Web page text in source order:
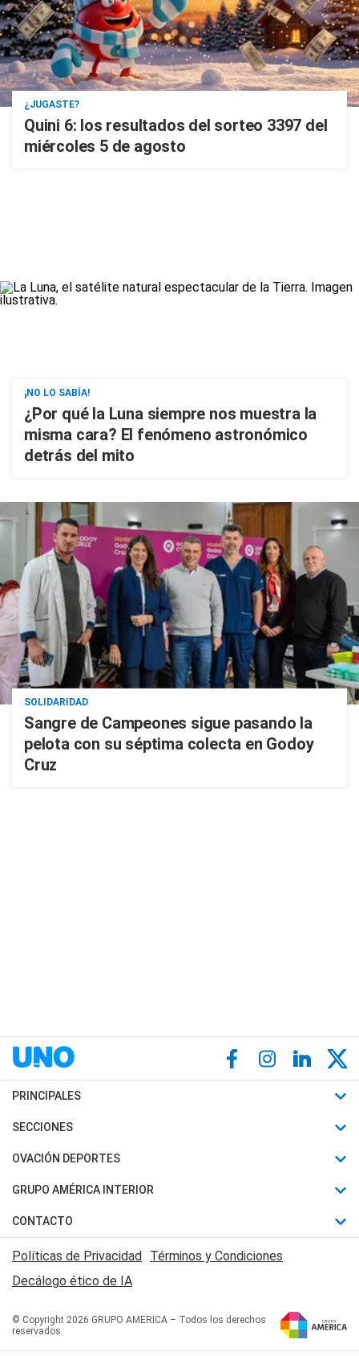
¿JUGASTE?
Quini 6: los resultados del sorteo 3397 del
miércoles 5 de agosto
¡NO LO SABÍA!
¿Por qué la Luna siempre nos muestra la
misma cara? El fenómeno astronómico
detrás del mito
SOLIDARIDAD
Sangre de Campeones sigue pasando la
pelota con su séptima colecta en Godoy
Cruz
PRINCIPALES
Últimas Noticias
Política
Judiciales
Economia
SECCIONES
Horóscopo
Motores
Trucos caseros
Series y Películas
Edictos y Solicitadas
OVACIÓN DEPORTES
Fútbol
Mundial
Automovilismo
Rugby
Básquet
GRUPO AMÉRICA INTERIOR
Canal 7 en Vivo
San Juan 8
CONTACTO
Acerca de Nosotros
Contactanos
Políticas de Privacidad Términos y Condiciones
Decálogo ético de IA
© Copyright 2026 GRUPO AMERICA – Todos los derechos
reservados